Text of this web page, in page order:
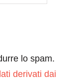
lo spam.
derivati dai